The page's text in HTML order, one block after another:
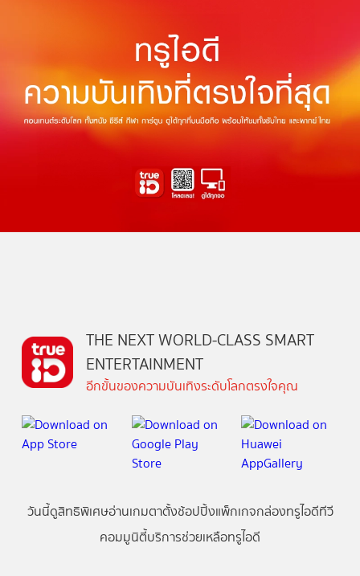
THE NEXT WORLD-CLASS SMART
ENTERTAINMENT
อีกขั้นของความบันเทิงระดับโลกตรงใจคุณ
วันนี้ดูสิทธิพิเศษอ่านเกมตาตั้งช้อปปิ้งแพ็กเกจกล่องทรูไอดีทีวี
คอมมูนิตี้บริการช่วยเหลือทรูไอดี